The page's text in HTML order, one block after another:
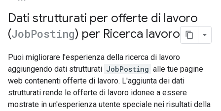
Dati strutturati per offerte di lavoro
(JobPosting) per Ricerca lavoro
Puoi migliorare l'esperienza della ricerca di lavoro
aggiungendo dati strutturati JobPosting alle tue pagine
web contenenti offerte di lavoro. L'aggiunta dei dati
strutturati rende le offerte di lavoro idonee a essere
mostrate in un'esperienza utente speciale nei risultati della